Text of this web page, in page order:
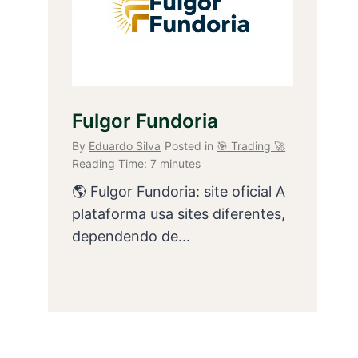
Fulgor Fundoria
By Eduardo Silva Posted in 🎯 Trading 🚀
Reading Time: 7 minutes
🌎 Fulgor Fundoria: site oficial A
plataforma usa sites diferentes,
dependendo de...